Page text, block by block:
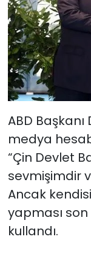
ABD
medya
“Çin Devlet
sevmişimdir
Ancak
yapması
kullandı.